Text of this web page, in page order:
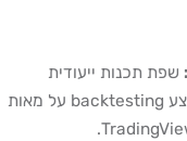
שפת תכנות ייעודית
ומהירה במיוחד לבדיקת אסטרטגיות. ניתן לבצע backtesting על מאות